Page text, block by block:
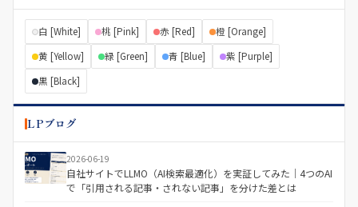
白 [White] 桃 [Pink] 赤 [Red]
橙 [Orange]
黄 [Yellow]
緑 [Green] 青 [Blue]
紫 [Purple]
黒 [Black]
LPブログ
2026-06-19
自社サイトでLLMO（AI検索最適化）を実証してみた｜4つのAI
で「引用される記事・されない記事」を分けた差とは